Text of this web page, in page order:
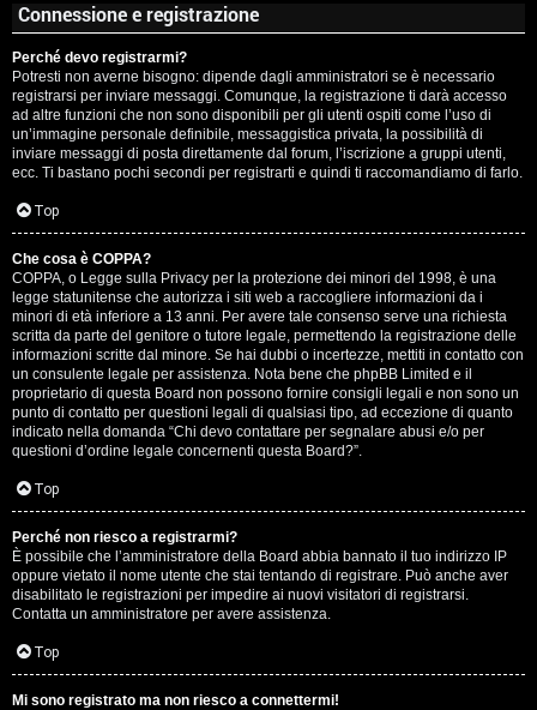
A
r
g
o
m
e
n
t
i
s
e
Connessione e registrazione
Perché devo registrarmi?
Potresti non averne bisogno: dipende dagli amministratori se è necessario
registrarsi per inviare messaggi. Comunque, la registrazione ti darà accesso
ad altre funzioni che non sono disponibili per gli utenti ospiti come l’uso di
un’immagine personale definibile, messaggistica privata, la possibilità di
inviare messaggi di posta direttamente dal forum, l’iscrizione a gruppi utenti,
ecc. Ti bastano pochi secondi per registrarti e quindi ti raccomandiamo di farlo.
Top
Che cosa è COPPA?
COPPA, o Legge sulla Privacy per la protezione dei minori del 1998, è una
legge statunitense che autorizza i siti web a raccogliere informazioni da i
minori di età inferiore a 13 anni. Per avere tale consenso serve una richiesta
scritta da parte del genitore o tutore legale, permettendo la registrazione delle
informazioni scritte dal minore. Se hai dubbi o incertezze, mettiti in contatto con
un consulente legale per assistenza. Nota bene che phpBB Limited e il
proprietario di questa Board non possono fornire consigli legali e non sono un
punto di contatto per questioni legali di qualsiasi tipo, ad eccezione di quanto
indicato nella domanda “Chi devo contattare per segnalare abusi e/o per
questioni d’ordine legale concernenti questa Board?”.
Top
Perché non riesco a registrarmi?
È possibile che l’amministratore della Board abbia bannato il tuo indirizzo IP
oppure vietato il nome utente che stai tentando di registrare. Può anche aver
disabilitato le registrazioni per impedire ai nuovi visitatori di registrarsi.
Contatta un amministratore per avere assistenza.
Top
Mi sono registrato ma non riesco a connettermi!
T
o
p
i
c
A
t
t
i
v
i